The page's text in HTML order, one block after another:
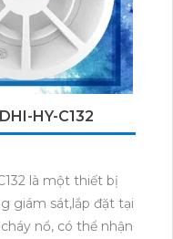
HY-C132
là một thiết bị
giám sát,lắp đặt tại
nổ, có thể nhận